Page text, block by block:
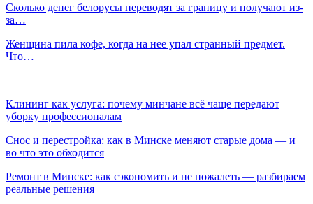
Сколько денег белорусы переводят за границу и получают из-
за…
Женщина пила кофе, когда на нее упал странный предмет.
Что…
Клининг как услуга: почему минчане всё чаще передают
уборку профессионалам
Снос и перестройка: как в Минске меняют старые дома — и
во что это обходится
Ремонт в Минске: как сэкономить и не пожалеть — разбираем
реальные решения